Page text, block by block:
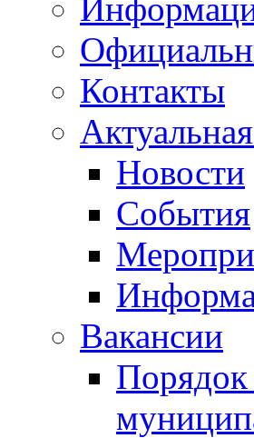
Контакты
Новости
События
Вакансии
Порядок